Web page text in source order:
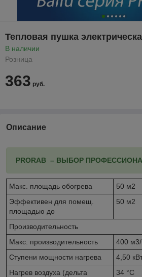
Тепловая пушка
В наличии
Розница
363 руб.
Описание
PRORAB – ВЫБОР
Макс. площадь обогрева
50 м2
Эффективен для помещ.
площадью до
50 м2
Производительность
Макс. производительность
400 м3/
Ступени мощности нагрева
4,50
Нагрев воздуха (дельта
34 °С